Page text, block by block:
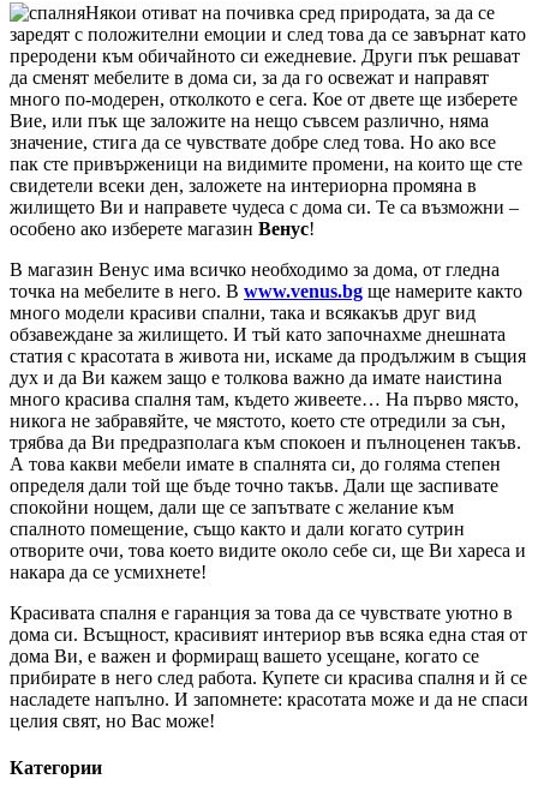
Някои отиват на почивка сред природата, за да се
заредят с положителни емоции и след това да се завърнат като
преродени към обичайното си ежедневие. Други пък решават
да сменят мебелите в дома си, за да го освежат и направят
много по-модерен, отколкото е сега. Кое от двете ще изберете
Вие, или пък ще заложите на нещо съвсем различно, няма
значение, стига да се чувствате добре след това. Но ако все
пак сте привърженици на видимите промени, на които ще сте
свидетели всеки ден, заложете на интериорна промяна в
жилището Ви и направете чудеса с дома си. Те са възможни –
особено ако изберете магазин Венус!
В магазин Венус има всичко необходимо за дома, от гледна
точка на мебелите в него. В www.venus.bg ще намерите както
много модели красиви спални, така и всякакъв друг вид
обзавеждане за жилището. И тъй като започнахме днешната
статия с красотата в живота ни, искаме да продължим в същия
дух и да Ви кажем защо е толкова важно да имате наистина
много красива спалня там, където живеете… На първо място,
никога не забравяйте, че мястото, което сте отредили за сън,
трябва да Ви предразполага към спокоен и пълноценен такъв.
А това какви мебели имате в спалнята си, до голяма степен
определя дали той ще бъде точно такъв. Дали ще заспивате
спокойни нощем, дали ще се запътвате с желание към
спалното помещение, също както и дали когато сутрин
отворите очи, това което видите около себе си, ще Ви хареса и
накара да се усмихнете!
Красивата спалня е гаранция за това да се чувствате уютно в
дома си. Всъщност, красивият интериор във всяка една стая от
дома Ви, е важен и формиращ вашето усещане, когато се
прибирате в него след работа. Купете си красива спалня и й се
насладете напълно. И запомнете: красотата може и да не спаси
целия свят, но Вас може!
Категории